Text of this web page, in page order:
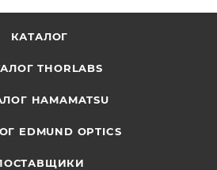
КАТАЛОГ
THORLABS
HAMAMATSU
EDMUND OPTICS